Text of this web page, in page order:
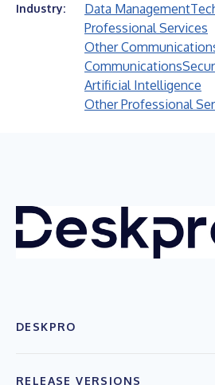
Industry: Data Management
Professional Services
Other
Communications
Artificial Intelligence
Other Professional
DESKPRO
RELEASE VERSIONS